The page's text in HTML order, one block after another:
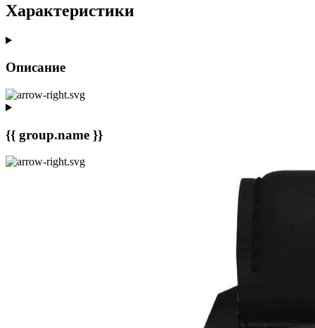
Характеристики
Описание
{{ group.name }}